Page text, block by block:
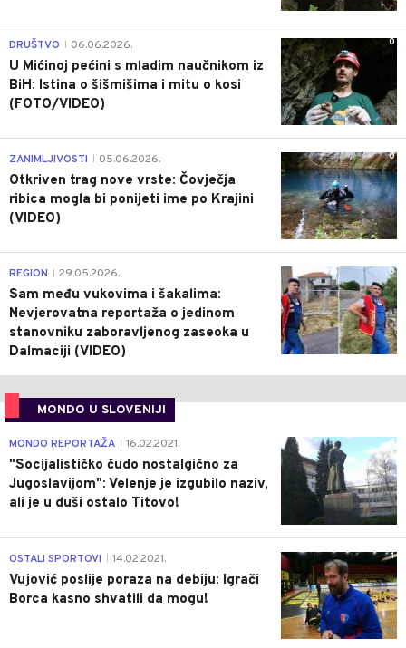
0
DRUŠTVO 06.06.2026.
U Mićinoj pećini s mladim naučnikom iz
BiH: Istina o šišmišima i mitu o kosi
(FOTO/VIDEO)
0
ZANIMLJIVOSTI 05.06.2026.
Otkriven trag nove vrste: Čovječja
ribica mogla bi ponijeti ime po Krajini
(VIDEO)
0
REGION 29.05.2026.
Sam među vukovima i šakalima:
Nevjerovatna reportaža o jedinom
stanovniku zaboravljenog zaseoka u
Dalmaciji (VIDEO)
MONDO U SLOVENIJI
4
MONDO REPORTAŽA 16.02.2021.
"Socijalističko čudo nostalgično za
Jugoslavijom": Velenje je izgubilo naziv,
ali je u duši ostalo Titovo!
1
OSTALI SPORTOVI 14.02.2021.
Vujović poslije poraza na debiju: Igrači
Borca kasno shvatili da mogu!